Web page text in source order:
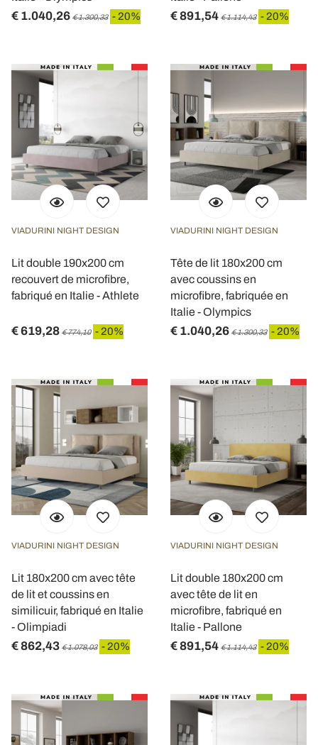
€ 1.040,26 € 1.300,33 - 20% € 891,54 € 1.114,43 - 20%
VIADURINI NIGHT DESIGN
Lit double 190x200 cm
recouvert de microfibre,
fabriqué en Italie - Athlete
€ 619,28 € 774,10 - 20%
VIADURINI NIGHT DESIGN
Tête de lit 180x200 cm
avec coussins en
microfibre, fabriquée en
Italie - Olympics
€ 1.040,26 € 1.300,33 - 20%
VIADURINI NIGHT DESIGN
Lit 180x200 cm avec tête
de lit et coussins en
similicuir, fabriqué en Italie
- Olimpiadi
€ 862,43 € 1.078,03 - 20%
VIADURINI NIGHT DESIGN
Lit double 180x200 cm
avec tête de lit en
microfibre, fabriqué en
Italie - Pallone
€ 891,54 € 1.114,43 - 20%